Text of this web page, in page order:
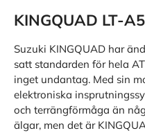
KINGQUAD LT-
Suzuki KINGQUAD har
satt standarden för hela
inget undantag. Med sin
elektroniska
och terrängförmåga än
älgar, men det är